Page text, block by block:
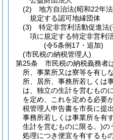
(2)
地方自治法(昭和22年
規定する認可地縁団体
(3)
特定非営利活動促進法(
項に規定する特定非営利
(令5条例17・追加)
(市民税の納税管理人)
第25条
市民税の納税義務者
所、事業所又は寮等を有し
所、居所、事務所若しくは
は、独立の生計を営むもの
を定め、これを定める必要
税管理人申告書を市長に提
事務所若しくは事業所を有
生計を営むものに限る。)の
処理につき便宜を有するも